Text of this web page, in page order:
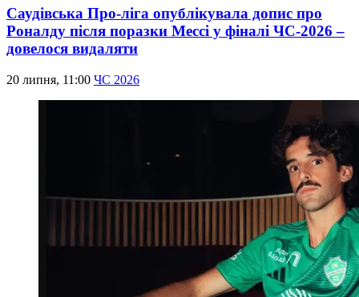
Саудівська Про-ліга опублікувала допис про
Роналду після поразки Мессі у фіналі ЧС-2026 –
довелося видаляти
20 липня, 11:00 ЧС 2026